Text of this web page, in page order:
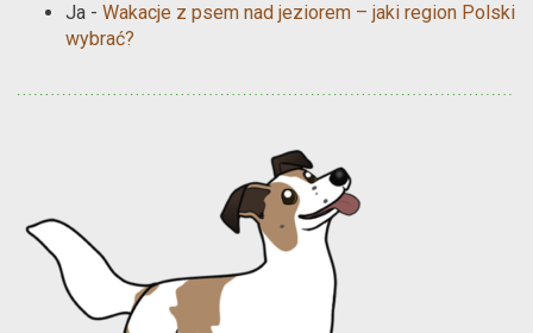
Ja - Wakacje z psem nad jeziorem – jaki region Polski
wybrać?